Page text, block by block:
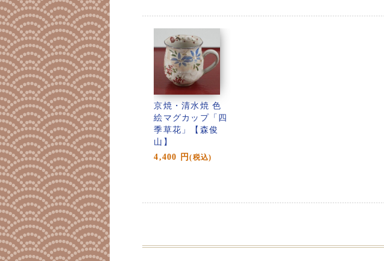
京焼・清水焼 色
絵マグカップ「四
季草花」【森俊
山】
4,400
円(税込)